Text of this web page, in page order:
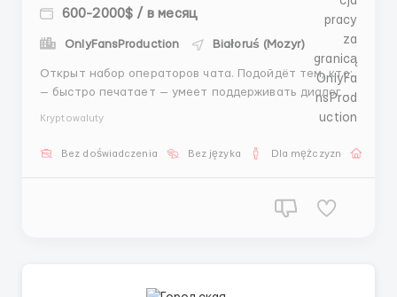
600-2000$ / в месяц
OnlyFansProduction Białoruś (Mozyr)
Открыт набор операторов чата. Подойдёт тем, кто:
— быстро печатает — умеет поддерживать диалог —
Kryptowaluty
Bez doświadczenia Bez języka Dla mężczyzn